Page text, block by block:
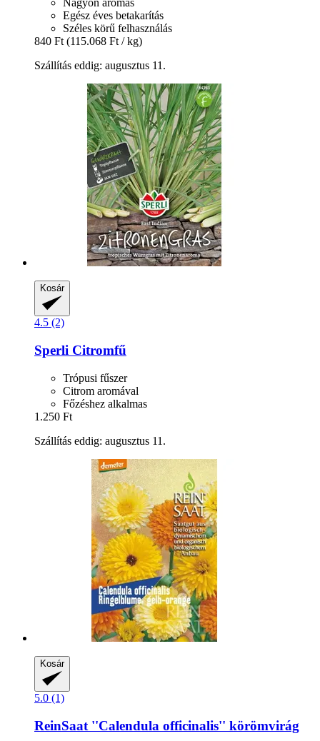
Egész éves betakarítás
Széles körű felhasználás
840 Ft (115.068 Ft / kg)
Szállítás eddig: augusztus 11.
Kosár
4.5 (2)
Sperli Citromfű
Trópusi fűszer
Citrom aromával
Főzéshez alkalmas
1.250 Ft
Szállítás eddig: augusztus 11.
Kosár
5.0 (1)
ReinSaat ''Calendula officinalis'' körömvirág